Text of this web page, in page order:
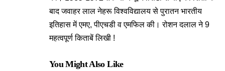
बाद जवाहर लाल नेहरू विश्वविद्यालय से पुरातन भारतीय
इतिहास में एमए, पीएचडी व एमफिल की। रोशन दलाल ने 9
महत्वपूर्ण किताबें लिखी !
You Might Also Like